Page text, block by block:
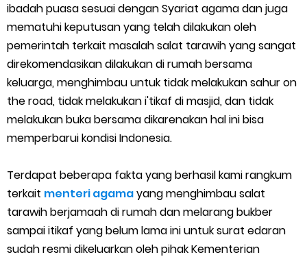
Cara Menghitung Penghasilan Grab Sesuai dengan Orderan
Cara Menggunakan Paket Telkomsel Mitra Gojek
5 Cara Top Up InDriver dengan Mudah
5 Biaya Potongan Shopee Food yang Perlu Kamu Ketahui
10 Cara Jitu Autobid Untuk Lala Motor dan Mobil 2023
Batas Saldo Untuk Akun Gopay Biasa dan Upgrade
Cara Mudah Melihat QR dan Barcode Shopeepay
Enroute Drop: Arti dan Penjelasan Resi Gosend
ibadah puasa sesuai dengan Syariat agama dan juga
mematuhi keputusan yang telah dilakukan oleh
pemerintah terkait masalah salat tarawih yang sangat
direkomendasikan dilakukan di rumah bersama
keluarga, menghimbau untuk tidak melakukan sahur on
the road, tidak melakukan i'tikaf di masjid, dan tidak
melakukan buka bersama dikarenakan hal ini bisa
memperbarui kondisi Indonesia.
Terdapat beberapa fakta yang berhasil kami rangkum
terkait menteri agamayang menghimbau salat
tarawih berjamaah di rumah dan melarang bukber
sampai itikaf yang belum lama ini untuk surat edaran
sudah resmi dikeluarkan oleh pihak Kementerian